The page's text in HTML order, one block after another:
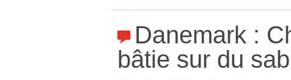
Danemark :
bâtie sur du